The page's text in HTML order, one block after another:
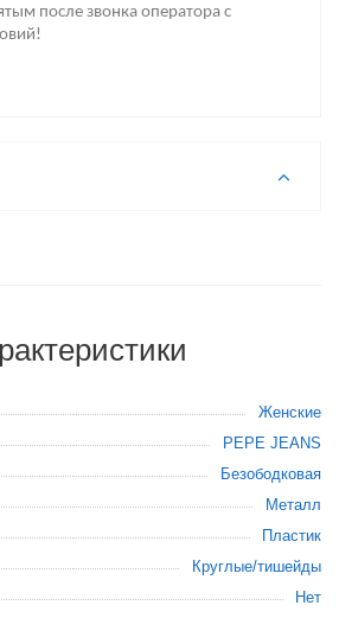
после звонка оператора с
Женские
PEPE JEANS
Безободковая
Металл
Пластик
Круглые/тишейды
Нет